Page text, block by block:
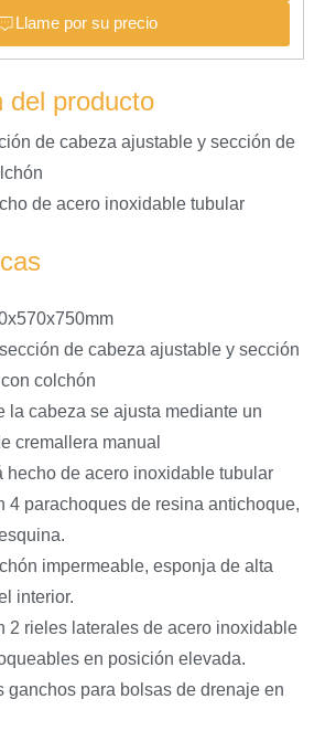
Llame por su precio
del producto
de cabeza ajustable y sección de
de acero inoxidable tubular
de cabeza ajustable y sección
colchón
la cabeza se ajusta mediante un
cremallera manual
hecho de acero inoxidable tubular
4 parachoques de resina antichoque,
impermeable, esponja de alta
interior.
2 rieles laterales de acero inoxidable
en posición elevada.
ganchos para bolsas de drenaje en